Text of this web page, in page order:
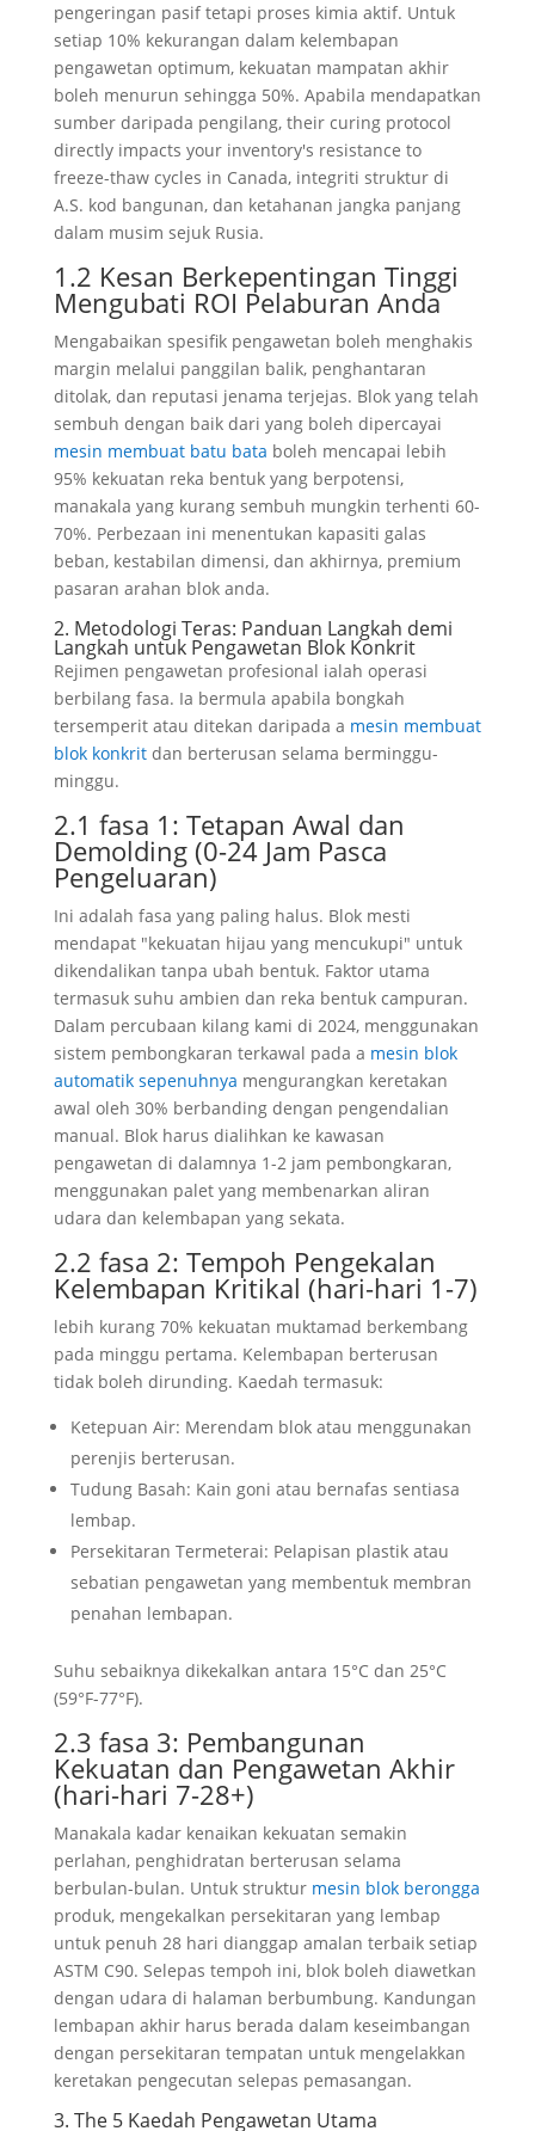
pengeringan pasif tetapi proses kimia aktif. Untuk
setiap 10% kekurangan dalam kelembapan
pengawetan optimum, kekuatan mampatan akhir
boleh menurun sehingga 50%. Apabila mendapatkan
sumber daripada pengilang, their curing protocol
directly impacts your inventory's resistance to
freeze-thaw cycles in Canada, integriti struktur di
A.S. kod bangunan, dan ketahanan jangka panjang
dalam musim sejuk Rusia.
1.2 Kesan Berkepentingan Tinggi
Mengubati ROI Pelaburan Anda
Mengabaikan spesifik pengawetan boleh menghakis
margin melalui panggilan balik, penghantaran
ditolak, dan reputasi jenama terjejas. Blok yang telah
sembuh dengan baik dari yang boleh dipercayai
mesin membuat batu bata boleh mencapai lebih
95% kekuatan reka bentuk yang berpotensi,
manakala yang kurang sembuh mungkin terhenti 60-
70%. Perbezaan ini menentukan kapasiti galas
beban, kestabilan dimensi, dan akhirnya, premium
pasaran arahan blok anda.
2. Metodologi Teras: Panduan Langkah demi
Langkah untuk Pengawetan Blok Konkrit
Rejimen pengawetan profesional ialah operasi
berbilang fasa. Ia bermula apabila bongkah
tersemperit atau ditekan daripada a mesin membuat
blok konkrit dan berterusan selama berminggu-
minggu.
2.1 fasa 1: Tetapan Awal dan
Demolding (0-24 Jam Pasca
Pengeluaran)
Ini adalah fasa yang paling halus. Blok mesti
mendapat "kekuatan hijau yang mencukupi" untuk
dikendalikan tanpa ubah bentuk. Faktor utama
termasuk suhu ambien dan reka bentuk campuran.
Dalam percubaan kilang kami di 2024, menggunakan
sistem pembongkaran terkawal pada a mesin blok
automatik sepenuhnya mengurangkan keretakan
awal oleh 30% berbanding dengan pengendalian
manual. Blok harus dialihkan ke kawasan
pengawetan di dalamnya 1-2 jam pembongkaran,
menggunakan palet yang membenarkan aliran
udara dan kelembapan yang sekata.
2.2 fasa 2: Tempoh Pengekalan
Kelembapan Kritikal (hari-hari 1-7)
lebih kurang 70% kekuatan muktamad berkembang
pada minggu pertama. Kelembapan berterusan
tidak boleh dirunding. Kaedah termasuk:
Ketepuan Air: Merendam blok atau menggunakan
perenjis berterusan.
Tudung Basah: Kain goni atau bernafas sentiasa
lembap.
Persekitaran Termeterai: Pelapisan plastik atau
sebatian pengawetan yang membentuk membran
penahan lembapan.
Suhu sebaiknya dikekalkan antara 15°C dan 25°C
(59°F-77°F).
2.3 fasa 3: Pembangunan
Kekuatan dan Pengawetan Akhir
(hari-hari 7-28+)
Manakala kadar kenaikan kekuatan semakin
perlahan, penghidratan berterusan selama
berbulan-bulan. Untuk struktur mesin blok berongga
produk, mengekalkan persekitaran yang lembap
untuk penuh 28 hari dianggap amalan terbaik setiap
ASTM C90. Selepas tempoh ini, blok boleh diawetkan
dengan udara di halaman berbumbung. Kandungan
lembapan akhir harus berada dalam keseimbangan
dengan persekitaran tempatan untuk mengelakkan
keretakan pengecutan selepas pemasangan.
3. The 5 Kaedah Pengawetan Utama